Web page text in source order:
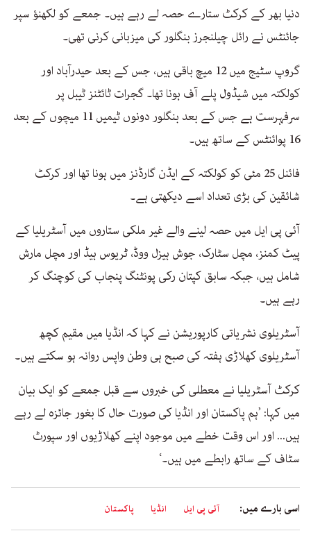
دنیا بھر کے کرکٹ ستارے حصہ لے رہے ہیں۔ جمعے کو لکھنؤ سپر
جائنٹس نے رائل چیلنجرز بنگلور کی میزبانی کرنی تھی۔
گروپ سٹیج میں 12 میچ باقی ہیں، جس کے بعد حیدرآباد اور
کولکتہ میں شیڈول پلے آف ہونا تھا۔ گجرات ٹائٹنز ٹیبل پر
سرفہرست ہے جس کے بعد بنگلور دونوں ٹیمیں 11 میچوں کے بعد
16 پوائنٹس کے ساتھ ہیں۔
فائنل 25 مئی کو کولکتہ کے ایڈن گارڈنز میں ہونا تھا اور کرکٹ
شائقین کی بڑی تعداد اسے دیکھتی ہے۔
آئی پی ایل میں حصہ لینے والے غیر ملکی ستاروں میں آسٹریلیا کے
پیٹ کمنز، مچل سٹارک، جوش ہیزل ووڈ، ٹریوس ہیڈ اور مچل مارش
شامل ہیں، جبکہ سابق کپتان رکی پونٹنگ پنجاب کی کوچنگ کر
رہے ہیں۔
آسٹریلوی نشریاتی کارپوریشن نے کہا کہ انڈیا میں مقیم کچھ
آسٹریلوی کھلاڑی ہفتہ کی صبح ہی وطن واپس روانہ ہو سکتے ہیں۔
کرکٹ آسٹریلیا نے معطلی کی خبروں سے قبل جمعے کو ایک بیان
میں کہا: ’ہم پاکستان اور انڈیا کی صورت حال کا بغور جائزہ لے رہے
ہیں... اور اس وقت خطے میں موجود اپنے کھلاڑیوں اور سپورٹ
سٹاف کے ساتھ رابطے میں ہیں۔‘
اسی بارے میں: آئی پی ایل انڈیا پاکستان